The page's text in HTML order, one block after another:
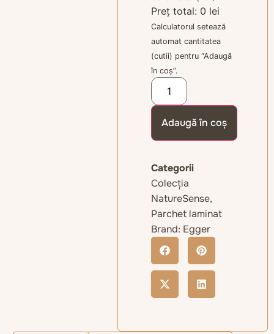
Preț total: 0 lei
Calculatorul setează
automat cantitatea
(cutii) pentru “Adaugă
în coș”.
Adaugă în coș
Categorii
Colecția
NatureSense,
Parchet laminat
Brand: Egger